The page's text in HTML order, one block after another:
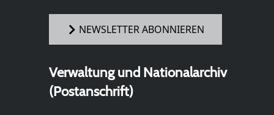
NEWSLETTER ABONNIEREN
Verwaltung und Nationalarchiv
(Postanschrift)